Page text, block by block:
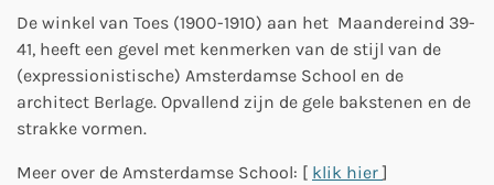
De winkel van Toes (1900-1910) aan het Maandereind 39-
41, heeft een gevel met kenmerken van de stijl van de
(expressionistische) Amsterdamse School en de
architect Berlage. Opvallend zijn de gele bakstenen en de
strakke vormen.
Meer over de Amsterdamse School: [ klik hier]